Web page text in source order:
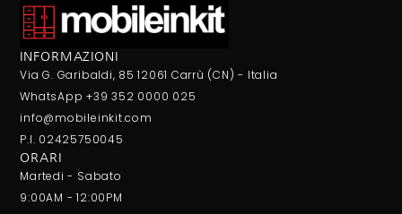
INFORMAZIONI
Via G. Garibaldi, 85 12061 Carrù (CN) - Italia
WhatsApp +39 352 0000 025
info@mobileinkit.com
P.I. 02425750045
ORARI
Martedi - Sabato
9:00AM - 12:00PM